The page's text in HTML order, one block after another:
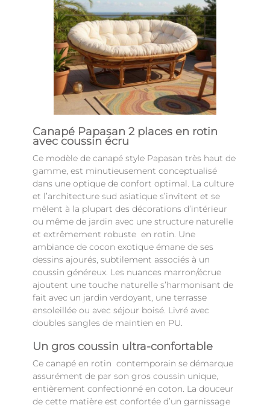
Canapé Papasan 2 places en rotin
avec coussin écru
Ce modèle de canapé style Papasan très haut de
gamme, est minutieusement conceptualisé
dans une optique de confort optimal. La culture
et l’architecture sud asiatique s’invitent et se
mêlent à la plupart des décorations d’intérieur
ou même de jardin avec une structure naturelle
et extrêmement robuste en rotin. Une
ambiance de cocon exotique émane de ses
dessins ajourés, subtilement associés à un
coussin généreux. Les nuances marron/écrue
ajoutent une touche naturelle s’harmonisant de
fait avec un jardin verdoyant, une terrasse
ensoleillée ou avec séjour boisé. Livré avec
doubles sangles de maintien en PU.
Un gros coussin ultra-confortable
Ce canapé en rotin contemporain se démarque
assurément de par son gros coussin unique,
entièrement confectionné en coton. La douceur
de cette matière est confortée d’un garnissage